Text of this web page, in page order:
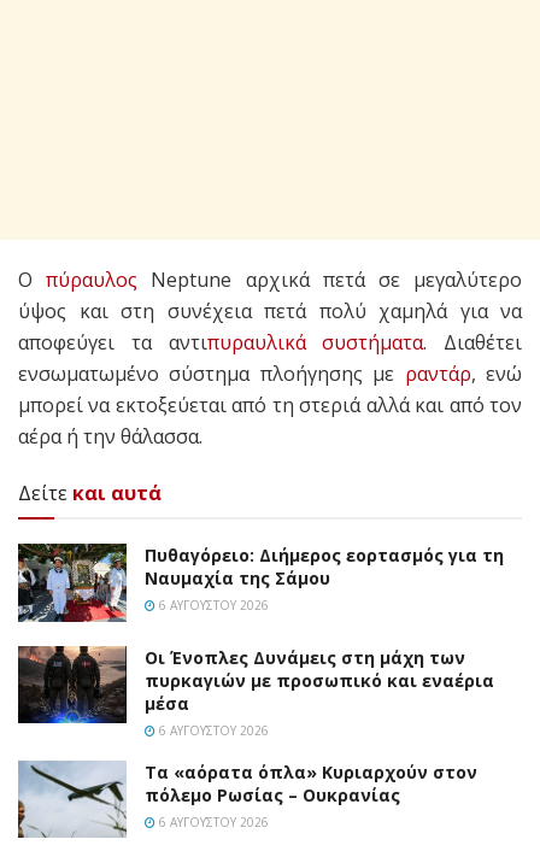
Οπύραυλος Neptune αρχικά πετά σε μεγαλύτερο
ύψος και στη συνέχεια πετά πολύ χαμηλά για να
αποφεύγει τα αντιπυραυλικά συστήματα. Διαθέτει
ενσωματωμένο σύστημα πλοήγησης με ραντάρ, ενώ
μπορεί να εκτοξεύεται από τη στεριά αλλά και από τον
αέρα ή την θάλασσα.
Δείτε και αυτά
Πυθαγόρειο: Διήμερος εορτασμός για τη
Ναυμαχία της Σάμου
6 ΑΥΓΟΎΣΤΟΥ 2026
Οι Ένοπλες Δυνάμεις στη μάχη των
πυρκαγιών με προσωπικό και εναέρια
μέσα
6 ΑΥΓΟΎΣΤΟΥ 2026
Τα «αόρατα όπλα» Κυριαρχούν στον
πόλεμο Ρωσίας – Ουκρανίας
6 ΑΥΓΟΎΣΤΟΥ 2026